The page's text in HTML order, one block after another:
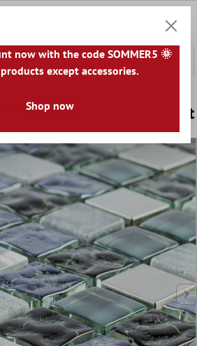
Naturală Oțel
Dysart Gri Albastru Argint
now with the code SOMMER5 🌞
except accessories.
Shop now